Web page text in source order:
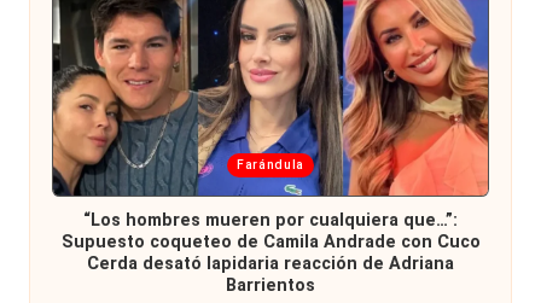
Publicada
en
Farándula
“Los hombres mueren por cualquiera que…”:
Supuesto coqueteo de Camila Andrade con Cuco
Cerda desató lapidaria reacción de Adriana
Barrientos